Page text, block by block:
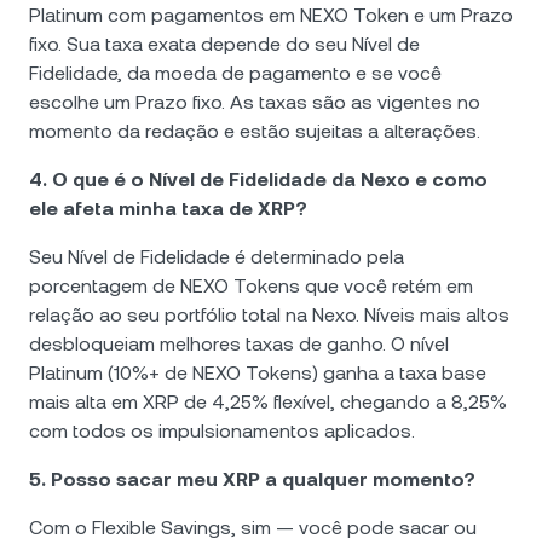
Platinum com pagamentos em NEXO Token e um Prazo
fixo. Sua taxa exata depende do seu Nível de
Fidelidade, da moeda de pagamento e se você
escolhe um Prazo fixo. As taxas são as vigentes no
momento da redação e estão sujeitas a alterações.
4. O que é o Nível de Fidelidade da Nexo e como
ele afeta minha taxa de XRP?
Seu Nível de Fidelidade é determinado pela
porcentagem de NEXO Tokens que você retém em
relação ao seu portfólio total na Nexo. Níveis mais altos
desbloqueiam melhores taxas de ganho. O nível
Platinum (10%+ de NEXO Tokens) ganha a taxa base
mais alta em XRP de 4,25% flexível, chegando a 8,25%
com todos os impulsionamentos aplicados.
5. Posso sacar meu XRP a qualquer momento?
Com o Flexible Savings, sim — você pode sacar ou